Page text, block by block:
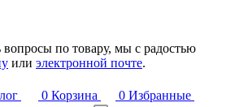
вопросы по товару, мы с радостью
или электронной почте.
0 Корзина 0 Избранные